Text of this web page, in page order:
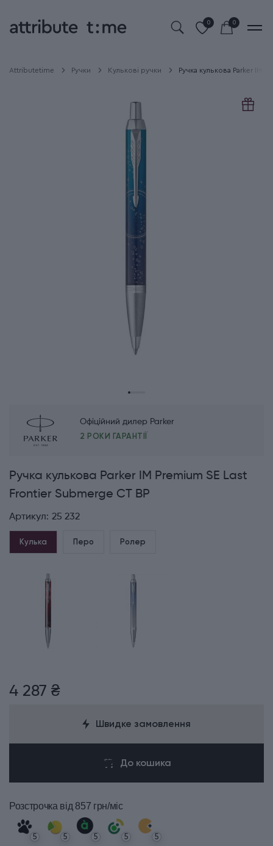
0 0
Attributetime Ручки Кулькові ручки Ручка кулькова Parker IM
Офіційний дилер Parker
2 РОКИ ГАРАНТІЇ
Ручка кулькова Parker IM Premium SE Last
Frontier Submerge CT BP
Артикул: 25 232
Кулька Перо Ролер
4 287 ₴
Швидке замовлення
До кошика
Розстрочка від 857 грн/міс
5 5 5 5 5